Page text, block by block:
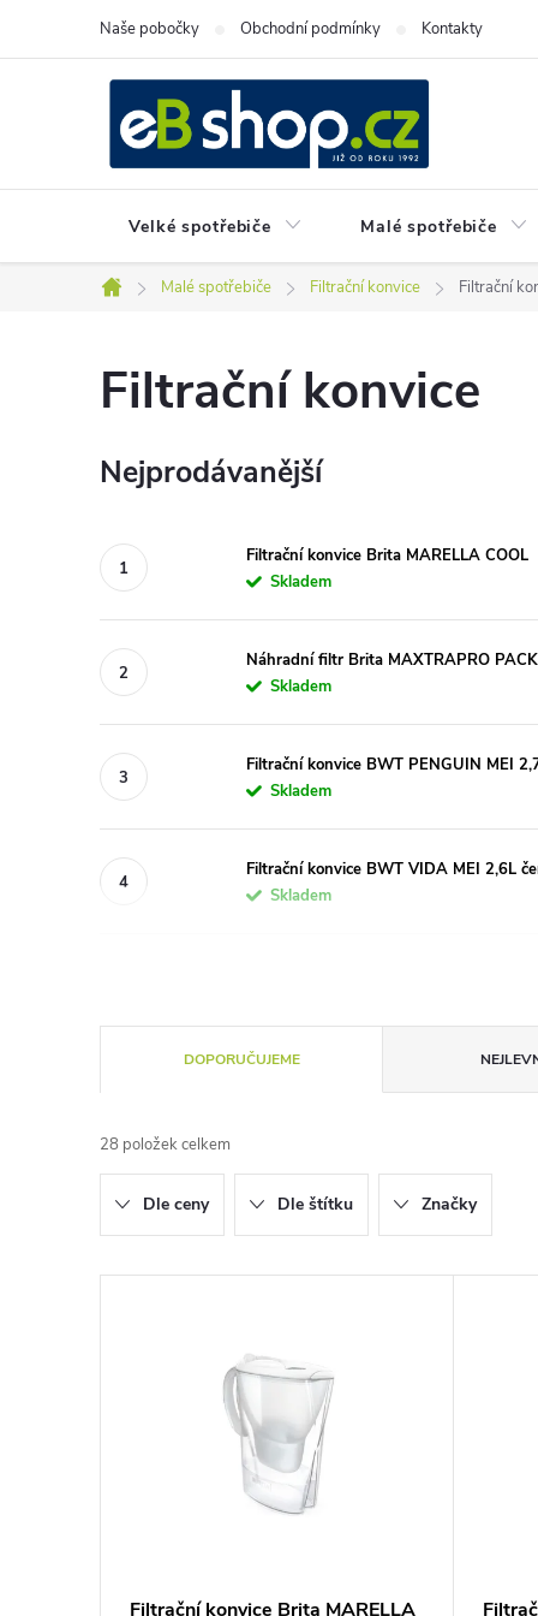
Naše pobočky Obchodní podmínky Kontakty
Velké spotřebiče Malé spotřebiče
Domů
Malé spotřebiče Filtrační konvice Filtrační
Filtrační konvice
Nejprodávanější
Filtrační konvice Brita MARELLA COOL
Skladem
Náhradní filtr Brita MAXTRAPRO
Skladem
Filtrační konvice BWT PENGUIN MEI
Skladem
Filtrační konvice BWT VIDA MEI 2,6L
Skladem
a
z
e
n
DOPORUČUJEME
28 položek celkem
Dle ceny Dle štítku Značky
Filtrační konvice Brita MARELLA